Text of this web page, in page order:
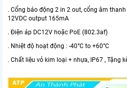
. Cổng báo động 2 in 2 out, cổng âm
12VDC output 165mA
. Điện áp DC12V hoặc PoE (802.3af)
. Nhiệt độ hoạt động : -40°C to +60°C
. Chất liệu vỏ kim loại + nhựa, IP67 , Tặng